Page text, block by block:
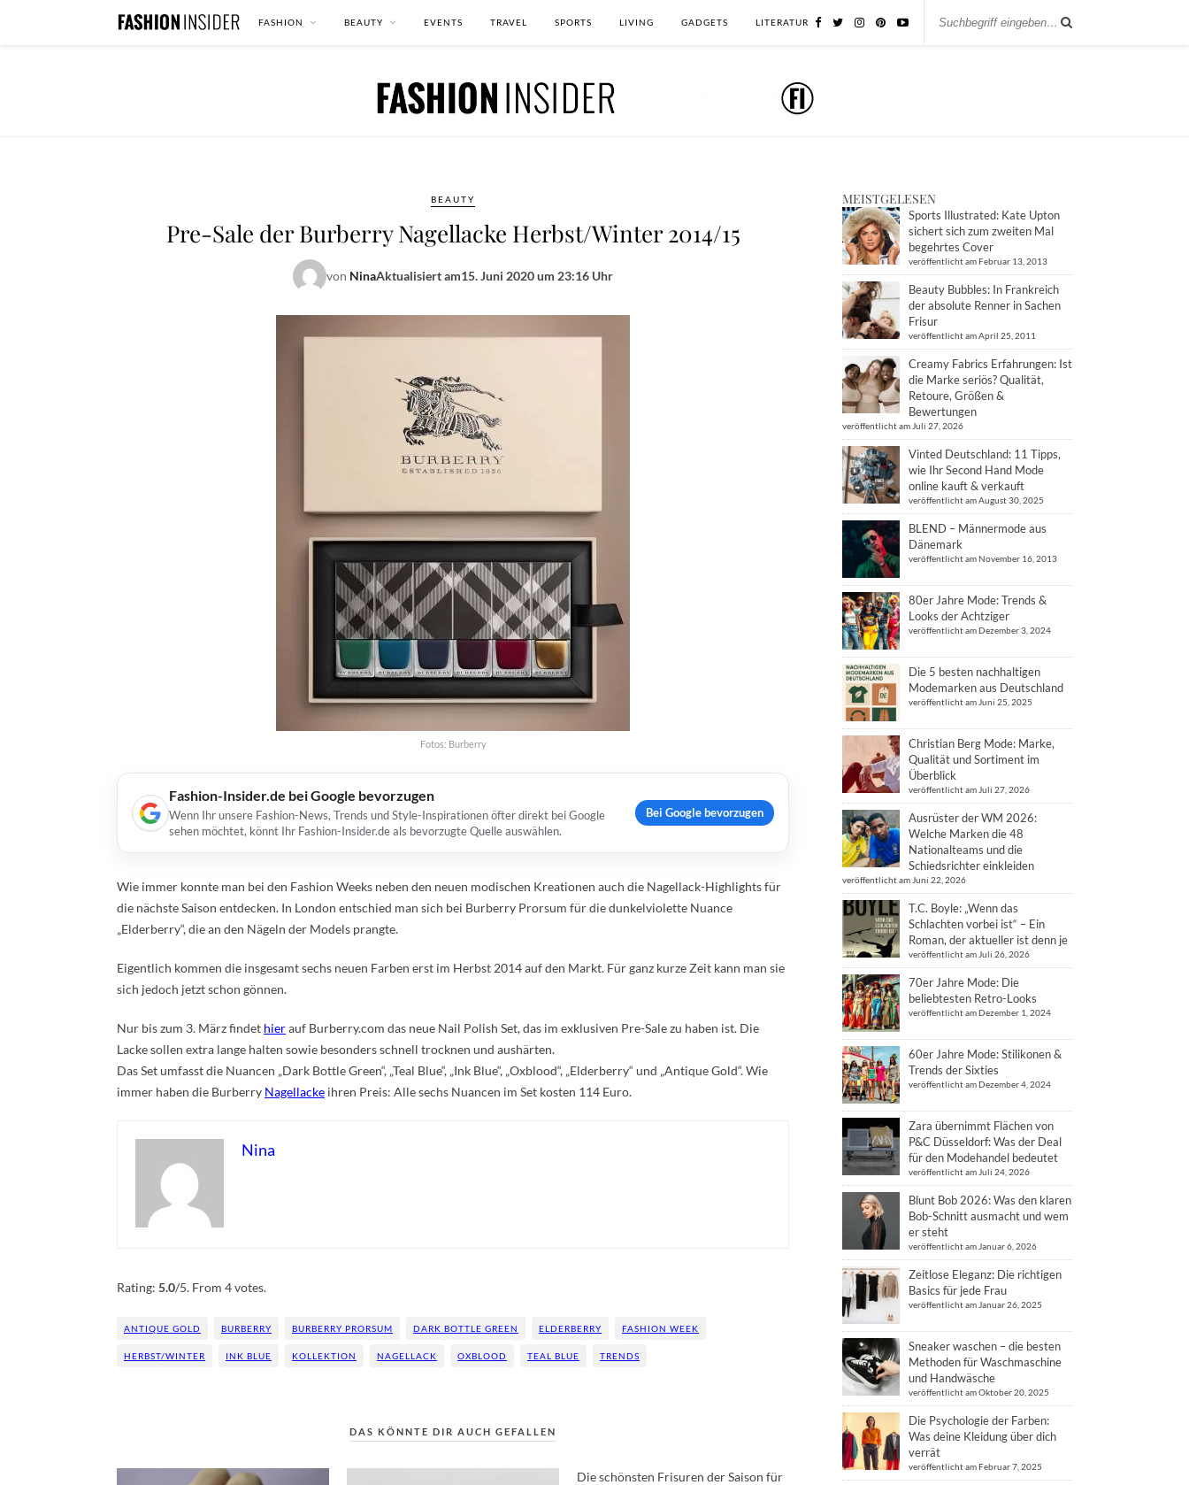
FASHION BEAUTY EVENTS TRAVEL SPORTS LIVING GADGETS LITERATUR
BEAUTY
Pre-Sale der Burberry Nagellacke Herbst/Winter 2014/15
von NinaAktualisiert am15. Juni 2020 um 23:16 Uhr
Fotos: Burberry
Fashion-Insider.de bei Google bevorzugen
Wenn Ihr unsere Fashion-News, Trends und Style-Inspirationen öfter direkt bei Google
sehen möchtet, könnt Ihr Fashion-Insider.de als bevorzugte Quelle auswählen.
Bei Google bevorzugen
Wie immer konnte man bei den Fashion Weeks neben den neuen modischen Kreationen auch die Nagellack-Highlights für
die nächste Saison entdecken. In London entschied man sich bei Burberry Prorsum für die dunkelviolette Nuance
„Elderberry“, die an den Nägeln der Models prangte.
Eigentlich kommen die insgesamt sechs neuen Farben erst im Herbst 2014 auf den Markt. Für ganz kurze Zeit kann man sie
sich jedoch jetzt schon gönnen.
Nur bis zum 3. März findet hierauf Burberry.com das neue Nail Polish Set, das im exklusiven Pre-Sale zu haben ist. Die
Lacke sollen extra lange halten sowie besonders schnell trocknen und aushärten.
Das Set umfasst die Nuancen „Dark Bottle Green“, „Teal Blue“, „Ink Blue“, „Oxblood“, „Elderberry“ und „Antique Gold“. Wie
immer haben die Burberry Nagellacke ihren Preis: Alle sechs Nuancen im Set kosten 114 Euro.
Nina
Rating: 5.0/5. From 4 votes.
ANTIQUE GOLD BURBERRY BURBERRY PRORSUM DARK BOTTLE GREEN ELDERBERRY FASHION WEEK
HERBST/WINTER INK BLUE KOLLEKTION NAGELLACK OXBLOOD TEAL BLUE TRENDS
DAS KÖNNTE DIR AUCH GEFALLEN
Die schönsten Frisuren der Saison für
MEISTGELESEN
Sports Illustrated: Kate Upton
sichert sich zum zweiten Mal
begehrtes Cover
veröffentlicht am Februar 13, 2013
Beauty Bubbles: In Frankreich
der absolute Renner in Sachen
Frisur
veröffentlicht am April 25, 2011
Creamy Fabrics Erfahrungen: Ist
die Marke seriös? Qualität,
Retoure, Größen &
Bewertungen
veröffentlicht am Juli 27, 2026
Vinted Deutschland: 11 Tipps,
wie Ihr Second Hand Mode
online kauft & verkauft
veröffentlicht am August 30, 2025
BLEND – Männermode aus
Dänemark
veröffentlicht am November 16, 2013
80er Jahre Mode: Trends &
Looks der Achtziger
veröffentlicht am Dezember 3, 2024
Die 5 besten nachhaltigen
Modemarken aus Deutschland
veröffentlicht am Juni 25, 2025
Christian Berg Mode: Marke,
Qualität und Sortiment im
Überblick
veröffentlicht am Juli 27, 2026
Ausrüster der WM 2026:
Welche Marken die 48
Nationalteams und die
Schiedsrichter einkleiden
veröffentlicht am Juni 22, 2026
T.C. Boyle: „Wenn das
Schlachten vorbei ist“ – Ein
Roman, der aktueller ist denn je
veröffentlicht am Juli 26, 2026
70er Jahre Mode: Die
beliebtesten Retro-Looks
veröffentlicht am Dezember 1, 2024
60er Jahre Mode: Stilikonen &
Trends der Sixties
veröffentlicht am Dezember 4, 2024
Zara übernimmt Flächen von
P&C Düsseldorf: Was der Deal
für den Modehandel bedeutet
veröffentlicht am Juli 24, 2026
Blunt Bob 2026: Was den klaren
Bob-Schnitt ausmacht und wem
er steht
veröffentlicht am Januar 6, 2026
Zeitlose Eleganz: Die richtigen
Basics für jede Frau
veröffentlicht am Januar 26, 2025
Sneaker waschen – die besten
Methoden für Waschmaschine
und Handwäsche
veröffentlicht am Oktober 20, 2025
Die Psychologie der Farben:
Was deine Kleidung über dich
verrät
veröffentlicht am Februar 7, 2025